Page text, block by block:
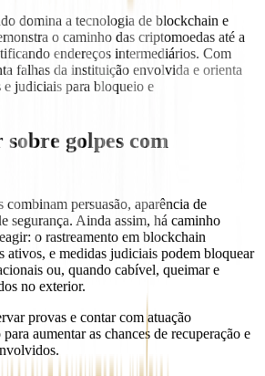
domina a tecnologia de blockchain e
o caminho das criptomoedas até a
endereços intermediários. Com
falhas da instituição envolvida e orienta
judiciais para bloqueio e
golpes com
persuasão, aparência de
segurança. Ainda assim, há caminho
o rastreamento em blockchain
ativos, e medidas judiciais podem bloquear
ou, quando cabível, queimar e
no exterior.
provas e contar com atuação
aumentar as chances de recuperação e